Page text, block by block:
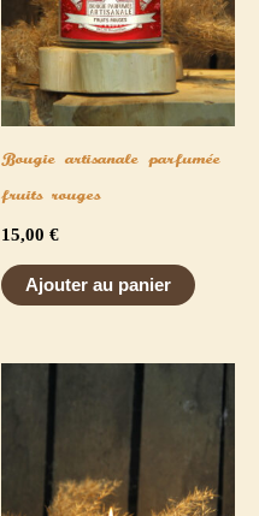
Bougie artisanale parfumée
fruits rouges
15,00 €
Ajouter au panier